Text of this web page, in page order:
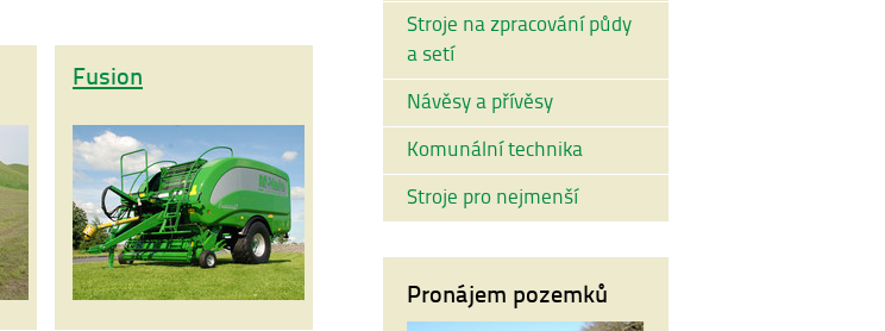
Fusion
Stroje na zpracování půdy
a setí
Návěsy a přívěsy
Komunální technika
Stroje pro nejmenší
Pronájem pozemků